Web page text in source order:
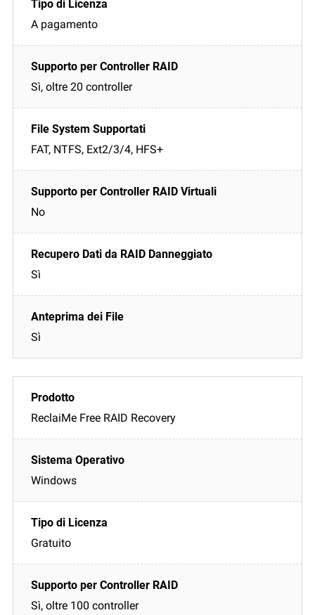
A pagamento
Sì, oltre 20 controller
FAT, NTFS, Ext2/3/4, HFS+
No
Sì
Sì
ReclaiMe Free RAID Recovery
Windows
Gratuito
Sì, oltre 100 controller